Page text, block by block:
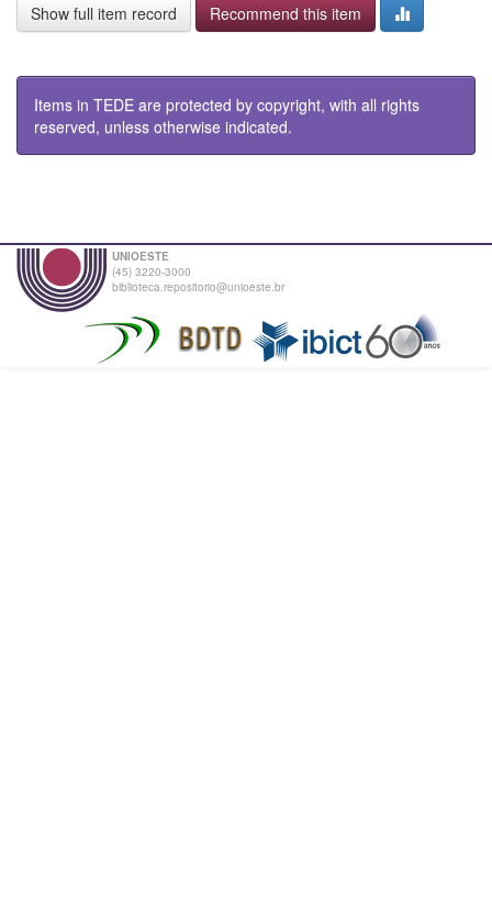
Show full item record Recommend this item
Items in TEDE are protected by copyright, with all rights
reserved, unless otherwise indicated.
UNIOESTE
(45) 3220-3000
biblioteca.repositorio@unioeste.br